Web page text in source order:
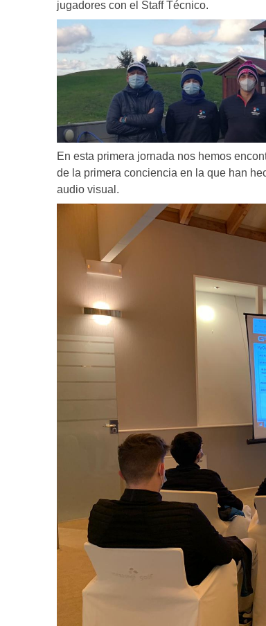
jugadores con el Staff Técnico.
En esta primera jornada nos hemos
de la primera conciencia en la que han
audio visual.